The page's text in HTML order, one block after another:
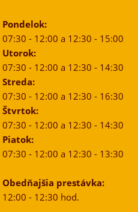
Pondelok:
07:30 - 12:00 a 12:30 - 15:00
Utorok:
07:30 - 12:00 a 12:30 - 14:30
Streda:
07:30 - 12:00 a 12:30 - 16:30
Štvrtok:
07:30 - 12:00 a 12:30 - 14:30
Piatok:
07:30 - 12:00 a 12:30 - 13:30
Obedňajšia prestávka:
12:00 - 12:30 hod.